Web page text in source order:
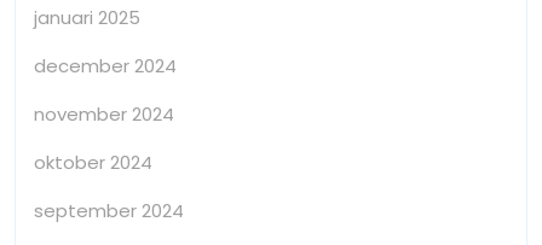
januari 2025
december 2024
november 2024
oktober 2024
september 2024